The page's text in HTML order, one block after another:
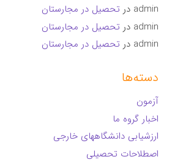
admin در تحصیل در مجارستان
admin در تحصیل در مجارستان
admin در تحصیل در مجارستان
دسته‌ها
آزمون
اخبار گروه ما
ارزشیابی دانشگاههای خارجی
اصطلاحات تحصیلی